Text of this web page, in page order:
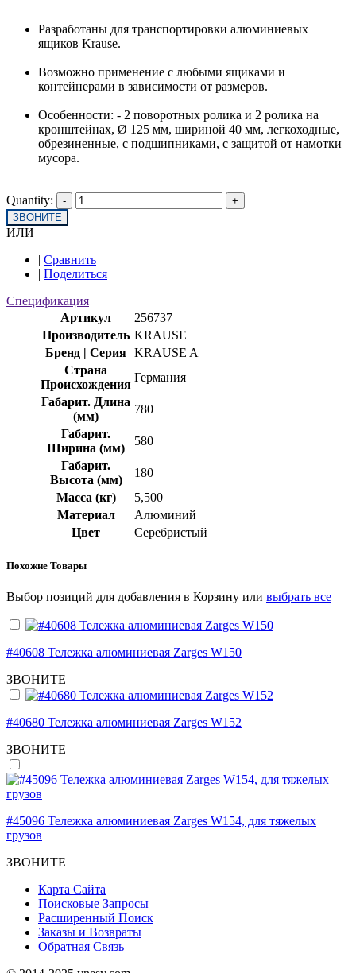
Разработаны для транспортировки алюминиевых
ящиков Krause.
Возможно применение с любыми ящиками и
контейнерами в зависимости от размеров.
Особенности: - 2 поворотных ролика и 2 ролика на
кронштейнах, Ø 125 мм, шириной 40 мм, легкоходные,
обрезиненные, с подшипниками, с защитой от намотки
мусора.
Quantity:
ЗВОНИТЕ
ИЛИ
| Сравнить
| Поделиться
Спецификация
Артикул
256737
Производитель KRAUSE
Бренд | Серия KRAUSE A
Страна
Происхождения
Германия
Габарит. Длина
(мм)
780
Габарит.
Ширина (мм)
580
Габарит.
Высота (мм)
180
Масса (кг)
5,500
Материал
Алюминий
Цвет
Серебристый
Похожие Товары
Выбор позиций для добавления в Корзину или выбрать все
#40608 Тележка алюминиевая Zarges W150
ЗВОНИТЕ
#40680 Тележка алюминиевая Zarges W152
ЗВОНИТЕ
#45096 Тележка алюминиевая Zarges W154, для тяжелых
грузов
ЗВОНИТЕ
Карта Сайта
Поисковые Запросы
Расширенный Поиск
Заказы и Возвраты
Обратная Связь